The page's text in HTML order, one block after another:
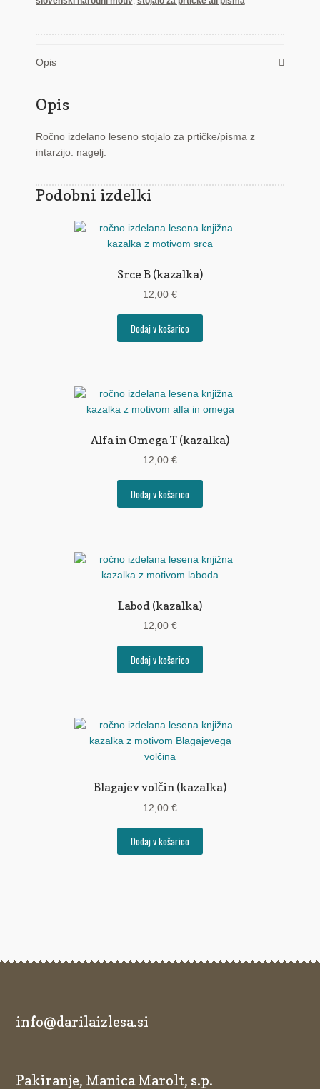
Opis
Opis
Ročno izdelano leseno stojalo za prtičke/pisma z
intarzijo: nagelj.
Podobni izdelki
Srce B (kazalka)
12,00 €
Dodaj v košarico
Alfa in Omega T (kazalka)
12,00 €
Dodaj v košarico
Labod (kazalka)
12,00 €
Dodaj v košarico
Blagajev volčin (kazalka)
12,00 €
Dodaj v košarico
info@darilaizlesa.si
Pakiranje, Manica Marolt, s.p.